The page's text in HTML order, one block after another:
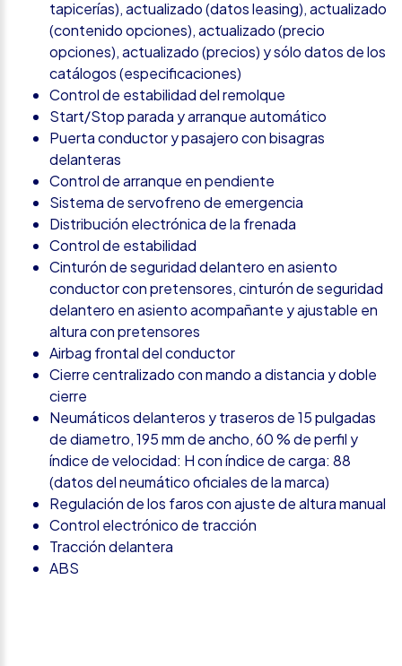
tapicerías), actualizado (datos leasing), actualizado
(contenido opciones), actualizado (precio
opciones), actualizado (precios) y sólo datos de los
catálogos (especificaciones)
Control de estabilidad del remolque
Start/Stop parada y arranque automático
Puerta conductor y pasajero con bisagras
delanteras
Control de arranque en pendiente
Sistema de servofreno de emergencia
Distribución electrónica de la frenada
Control de estabilidad
Cinturón de seguridad delantero en asiento
conductor con pretensores, cinturón de seguridad
delantero en asiento acompañante y ajustable en
altura con pretensores
Airbag frontal del conductor
Cierre centralizado con mando a distancia y doble
cierre
Neumáticos delanteros y traseros de 15 pulgadas
de diametro, 195 mm de ancho, 60 % de perfil y
índice de velocidad: H con índice de carga: 88
(datos del neumático oficiales de la marca)
Regulación de los faros con ajuste de altura manual
Control electrónico de tracción
Tracción delantera
ABS